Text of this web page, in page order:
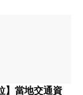
】當地交通資